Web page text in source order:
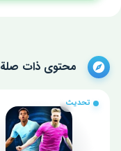
محتوى ذات صلة
تحديث